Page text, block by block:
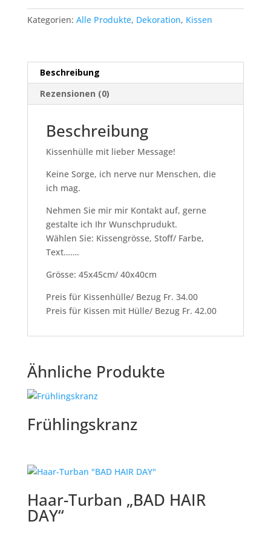
Kategorien: Alle Produkte, Dekoration, Kissen
Beschreibung
Rezensionen (0)
Beschreibung
Kissenhülle mit lieber Message!
Keine Sorge, ich nerve nur Menschen, die
ich mag.
Nehmen Sie mir mir Kontakt auf, gerne
gestalte ich Ihr Wunschprudukt.
Wählen Sie: Kissengrösse, Stoff/ Farbe,
Text…….
Grösse: 45x45cm/ 40x40cm
Preis für Kissenhülle/ Bezug Fr. 34.00
Preis für Kissen mit Hülle/ Bezug Fr. 42.00
Ähnliche Produkte
Frühlingskranz
Haar-Turban „BAD HAIR
DAY“